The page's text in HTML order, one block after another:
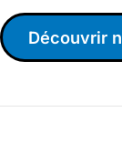
Découvrir